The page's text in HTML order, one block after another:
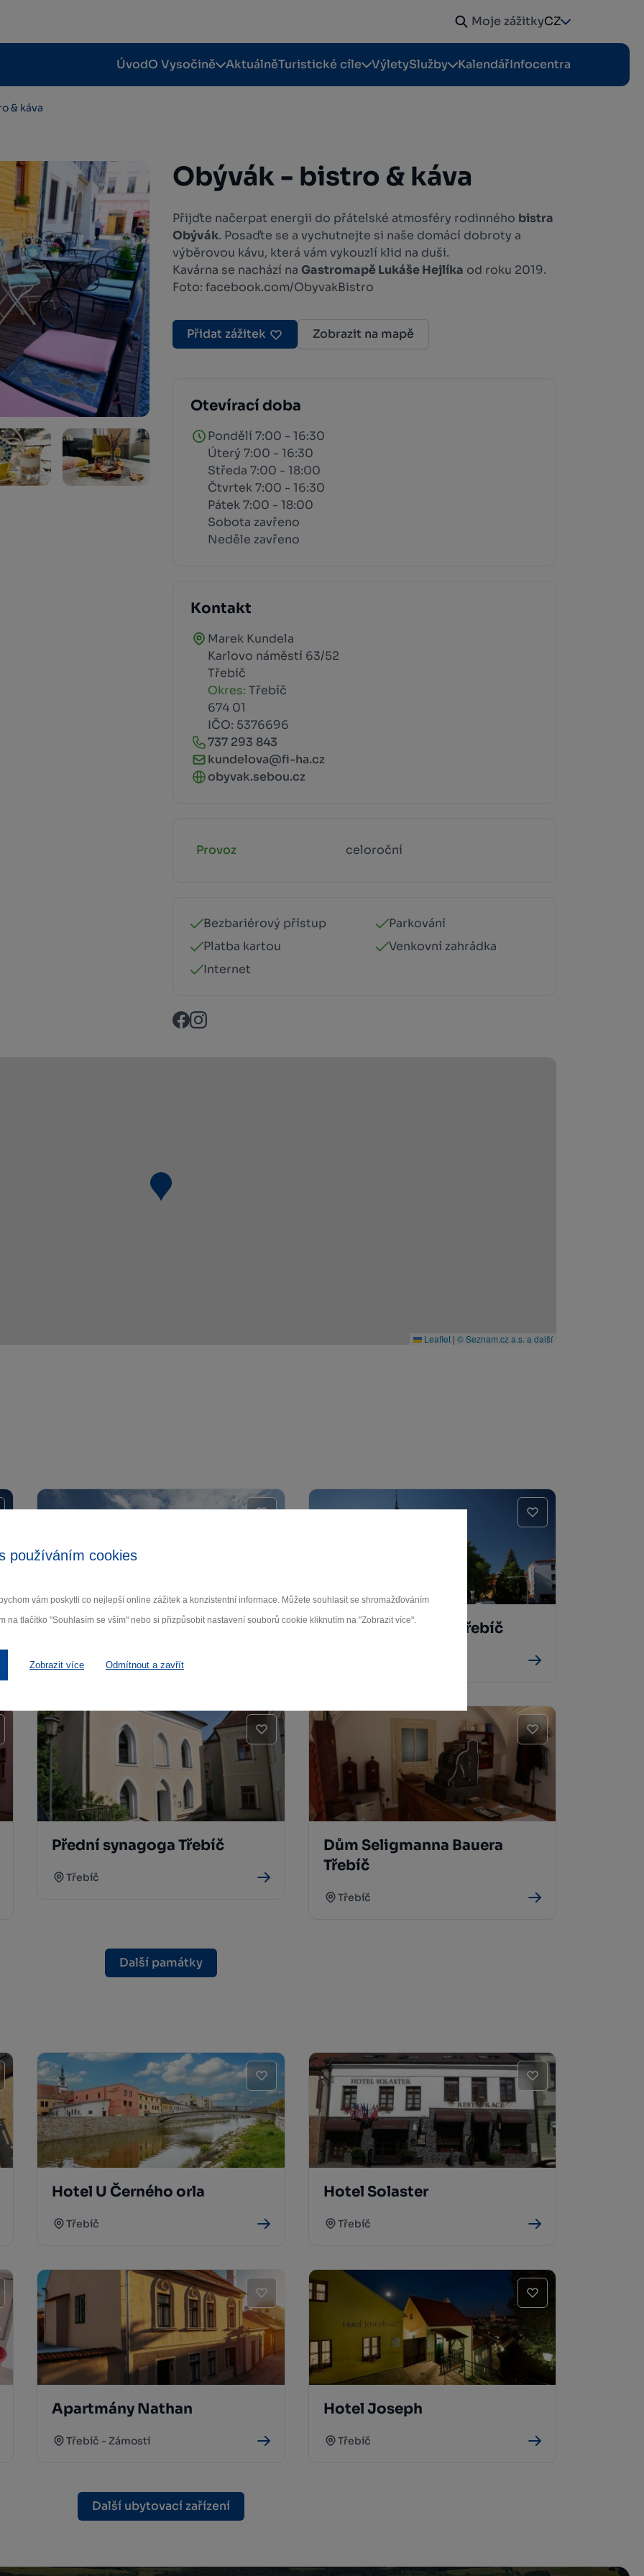
používáním cookies
vám poskytli co nejlepší online zážitek a konzistentní informace. Můžete souhlasit se shromažďováním
na tlačítko "Souhlasím se vším" nebo si přizpůsobit nastavení souborů cookie kliknutím na "Zobrazit více".
Zobrazit více Odmítnout a zavřít
Moje zážitkyCZ
ÚvodO Vysočině AktuálněTuristické cíle VýletySlužby KalendářInfocentra
& káva
Obývák - bistro & káva
Přijďte načerpat energii do přátelské atmosféry rodinného bistra
Obývák. Posaďte se a vychutnejte si naše domácí dobroty a
výběrovou kávu, která vám vykouzlí klid na duši.
Kavárna se nachází na GastromapěLukáše Hejlíka od roku 2019.
Foto: facebook.com/ObyvakBistro
Přidat zážitek Zobrazit na mapě
Otevírací doba
Pondělí 7:00 - 16:30
Úterý 7:00 - 16:30
Středa 7:00 - 18:00
Čtvrtek 7:00 - 16:30
Pátek 7:00 - 18:00
Sobota zavřeno
Neděle zavřeno
Kontakt
Marek Kundela
Karlovo náměstí 63/52
Třebíč
Okres: Třebíč
674 01
IČO: 5376696
737 293 843
kundelova@fi-ha.cz
obyvak.sebou.cz
Provoz celoroční
Bezbariérový přístup
Platba kartou
Internet
Parkování
Venkovní zahrádka
Leaflet | © Seznam.cz a.s. a další
Karlovo náměstí Třebíč
Třebíč
Kostel sv. Martina Třebíč
Přední synagoga Třebíč
Třebíč
Dům Seligmanna Bauera
Třebíč
Třebíč
Další památky
Hotel U Černého orla
Třebíč
Hotel Solaster
Třebíč
Apartmány Nathan
Třebíč - Zámostí
Hotel Joseph
Třebíč
Další ubytovací zařízení